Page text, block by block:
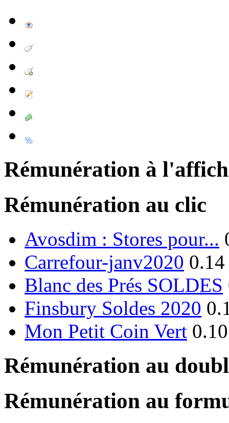
Rémunération à
Rémunération au clic
Avosdim : Stores pour...
Carrefour-janv2020
Blanc des Prés SOLDES
Finsbury Soldes 2020
Mon Petit Coin Vert
Rémunération au
Rémunération au